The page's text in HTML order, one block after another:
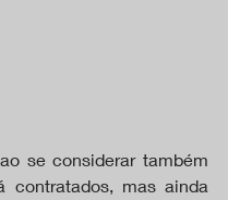
se considerar também
contratados, mas ainda